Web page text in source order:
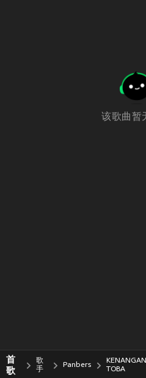
该歌曲暂
首
歌
歌
手
Panbers
TOBA